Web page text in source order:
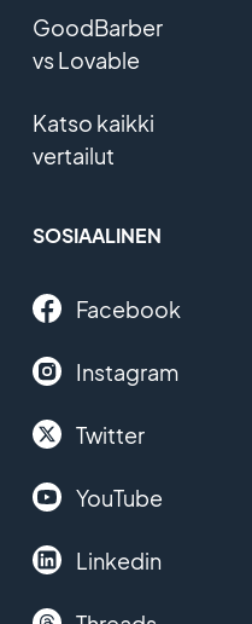
GoodBarber
vs Lovable
Katso kaikki
vertailut
SOSIAALINEN
Facebook
Instagram
Twitter
YouTube
Linkedin